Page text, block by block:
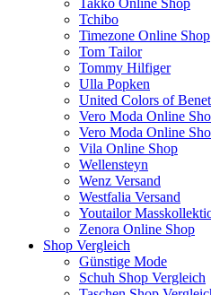
Takko Online Shop
Tchibo
Timezone Online Shop
Tom Tailor
Tommy Hilfiger
Ulla Popken
United Colors of
Vero Moda Online
Vero Moda Online
Vila Online Shop
Wellensteyn
Wenz Versand
Westfalia Versand
Youtailor
Zenora Online Shop
Shop Vergleich
Günstige Mode
Schuh Shop Vergleich